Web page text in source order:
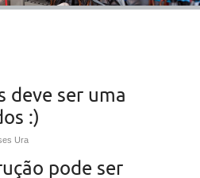
deve ser uma
:)
Ura
pode ser